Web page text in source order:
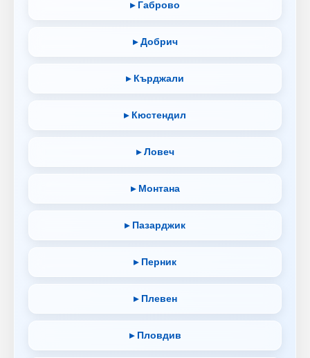
▸ Габрово
▸ Добрич
▸ Кърджали
▸ Кюстендил
▸ Ловеч
▸ Монтана
▸ Пазарджик
▸ Перник
▸ Плевен
▸ Пловдив